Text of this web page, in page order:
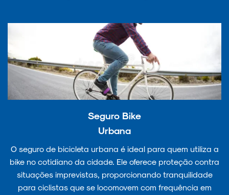
Seguro Bike
Urbana
O seguro de bicicleta urbana é ideal para quem utiliza a
bike no cotidiano da cidade. Ele oferece proteção contra
situações imprevistas, proporcionando tranquilidade
para ciclistas que se locomovem com frequência em